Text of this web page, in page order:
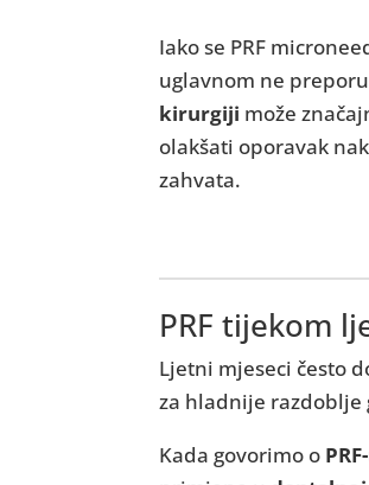
Iako se PRF
uglavnom ne
kirurgiji može
olakšati oporavak
zahvata.
PRF tijekom
Ljetni mjeseci često
za hladnije razdoblje
Kada govorimo o